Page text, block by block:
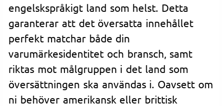
engelskspråkigt land som helst. Detta
garanterar att det översatta innehållet
perfekt matchar både din
varumärkesidentitet och bransch, samt
riktas mot målgruppen i det land som
översättningen ska användas i. Oavsett om
ni behöver amerikansk eller brittisk